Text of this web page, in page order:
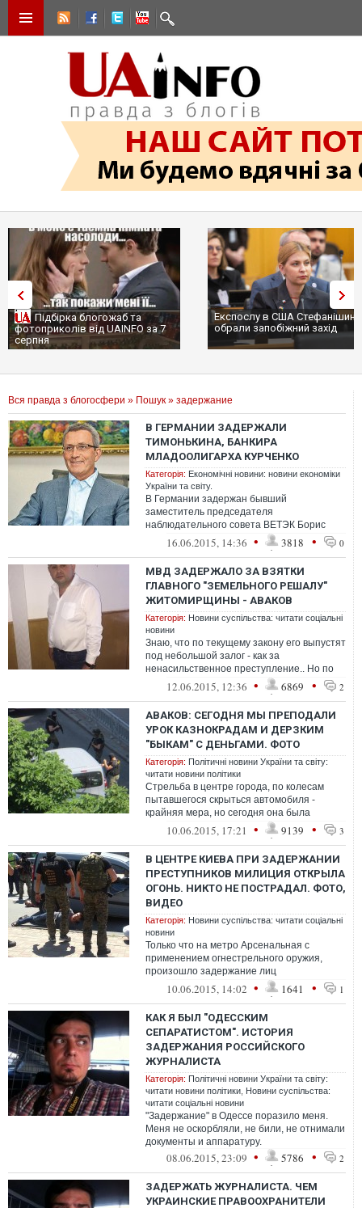
Підбірка блогожаб та
фотоприколів від UAINFO за 7
серпня
Експослу в США
обрали запобіжний захід
Вся правда з блогосфери » Пошук » задержание
В ГЕРМАНИИ ЗАДЕРЖАЛИ
ТИМОНЬКИНА, БАНКИРА
МЛАДООЛИГАРХА КУРЧЕНКО
Категорія: Економічні новини: новини економіки
України та світу.
В Германии задержан бывший
заместитель председателя
наблюдательного совета ВЕТЭК Борис
Тимонькин. Об этом на своей странице в
"Фейсбук" написал адвока...
16.06.2015, 14:36 • 3818 • 0
МВД ЗАДЕРЖАЛО ЗА ВЗЯТКИ
ГЛАВНОГО "ЗЕМЕЛЬНОГО РЕШАЛУ"
ЖИТОМИРЩИНЫ - АВАКОВ
Категорія: Новини суспільства: читати соціальні
новини
Знаю, что по текущему закону его выпустят
под небольшой залог - как за
ненасильственное преступление.. Но по
собранным доказательствам взяточник
12.06.2015, 12:36 • 6869 • 2
АВАКОВ: СЕГОДНЯ МЫ ПРЕПОДАЛИ
УРОК КАЗНОКРАДАМ И ДЕРЗКИМ
"БЫКАМ" С ДЕНЬГАМИ. ФОТО
Категорія: Політичні новини України та світу:
читати новини політики
Стрельба в центре города, по колесам
пытавшегося скрыться автомобиля -
крайняя мера, но сегодня она была
необходима. Мошенники, курьеры
преступной гру...
10.06.2015, 17:21 • 9139 • 3
В ЦЕНТРЕ КИЕВА ПРИ ЗАДЕРЖАНИИ
ПРЕСТУПНИКОВ МИЛИЦИЯ ОТКРЫЛА
ОГОНЬ. НИКТО НЕ ПОСТРАДАЛ. ФОТО,
ВИДЕО
Категорія: Новини суспільства: читати соціальні
новини
Только что на метро Арсенальная с
применением огнестрельного оружия,
произошло задержание лиц
подозреваемых в организации крупного
конвертационого цен...
10.06.2015, 14:02 • 1641 • 1
КАК Я БЫЛ "ОДЕССКИМ
СЕПАРАТИСТОМ". ИСТОРИЯ
ЗАДЕРЖАНИЯ РОССИЙСКОГО
ЖУРНАЛИСТА
Категорія: Політичні новини України та світу:
читати новини політики Новини суспільства:
читати соціальні новини
"Задержание" в Одессе поразило меня.
Меня не оскорбляли, не били, не отнимали
документы и аппаратуру.
08.06.2015, 23:09 • 5786 • 2
ЗАДЕРЖАТЬ ЖУРНАЛИСТА. ЧЕМ
УКРАИНСКИЕ ПРАВООХРАНИТЕЛИ